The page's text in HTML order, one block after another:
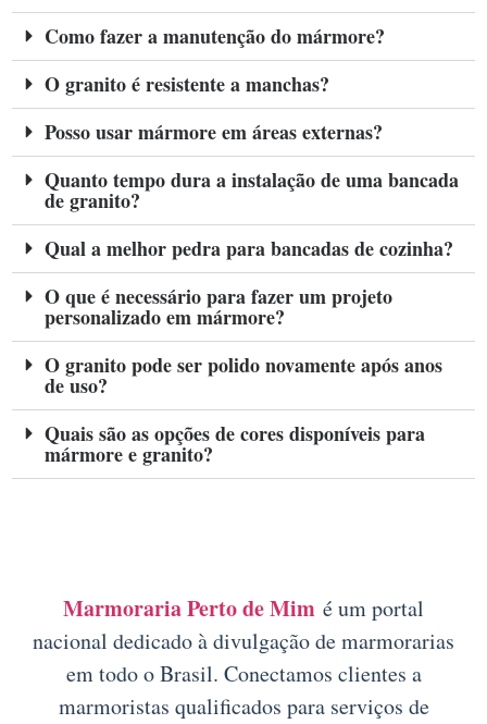
Como fazer a manutenção do mármore?
O granito é resistente a manchas?
Posso usar mármore em áreas externas?
Quanto tempo dura a instalação de uma bancada
de granito?
Qual a melhor pedra para bancadas de cozinha?
O que é necessário para fazer um projeto
personalizado em mármore?
O granito pode ser polido novamente após anos
de uso?
Quais são as opções de cores disponíveis para
mármore e granito?
Marmoraria Perto de Mim é um portal
nacional dedicado à divulgação de marmorarias
em todo o Brasil. Conectamos clientes a
marmoristas qualificados para serviços de